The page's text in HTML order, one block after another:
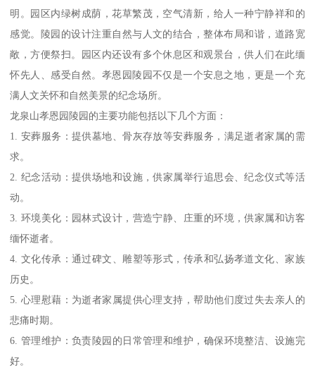
明。园区内绿树成荫，花草繁茂，空气清新，给人一种宁静祥和的
感觉。陵园的设计注重自然与人文的结合，整体布局和谐，道路宽
敞，方便祭扫。园区内还设有多个休息区和观景台，供人们在此缅
怀先人、感受自然。孝恩园陵园不仅是一个安息之地，更是一个充
满人文关怀和自然美景的纪念场所。
龙泉山孝恩园陵园的主要功能包括以下几个方面：
1. 安葬服务：提供墓地、骨灰存放等安葬服务，满足逝者家属的需
求。
2. 纪念活动：提供场地和设施，供家属举行追思会、纪念仪式等活
动。
3. 环境美化：园林式设计，营造宁静、庄重的环境，供家属和访客
缅怀逝者。
4. 文化传承：通过碑文、雕塑等形式，传承和弘扬孝道文化、家族
历史。
5. 心理慰藉：为逝者家属提供心理支持，帮助他们度过失去亲人的
悲痛时期。
6. 管理维护：负责陵园的日常管理和维护，确保环境整洁、设施完
好。